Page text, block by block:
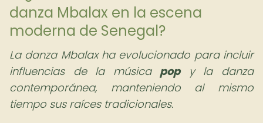
danza Mbalax en la escena
moderna de Senegal?
La danza Mbalax ha evolucionado para incluir
influencias de la música popy la danza
contemporánea, manteniendo al mismo
tiempo sus raíces tradicionales.